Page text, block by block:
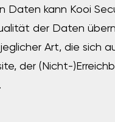
Daten kann Kooi
der Daten
Art, die sich
der (Nicht-